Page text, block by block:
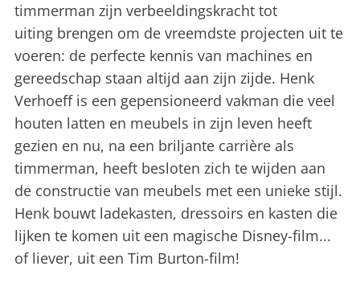
timmerman zijn verbeeldingskracht tot
uiting brengen om de vreemdste projecten uit te
voeren: de perfecte kennis van machines en
gereedschap staan altijd aan zijn zijde. Henk
Verhoeff is een gepensioneerd vakman die veel
houten latten en meubels in zijn leven heeft
gezien en nu, na een briljante carrière als
timmerman, heeft besloten zich te wijden aan
de constructie van meubels met een unieke stijl.
Henk bouwt ladekasten, dressoirs en kasten die
lijken te komen uit een magische Disney-film...
of liever, uit een Tim Burton-film!